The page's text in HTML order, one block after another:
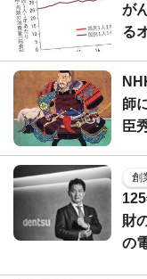
が
る
師
臣
創
財
の